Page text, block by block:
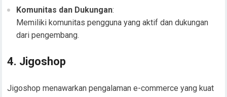
Komunitas dan Dukungan:
Memiliki komunitas pengguna yang aktif dan dukungan
dari pengembang.
4. Jigoshop
Jigoshop menawarkan pengalaman e-commerce yang kuat